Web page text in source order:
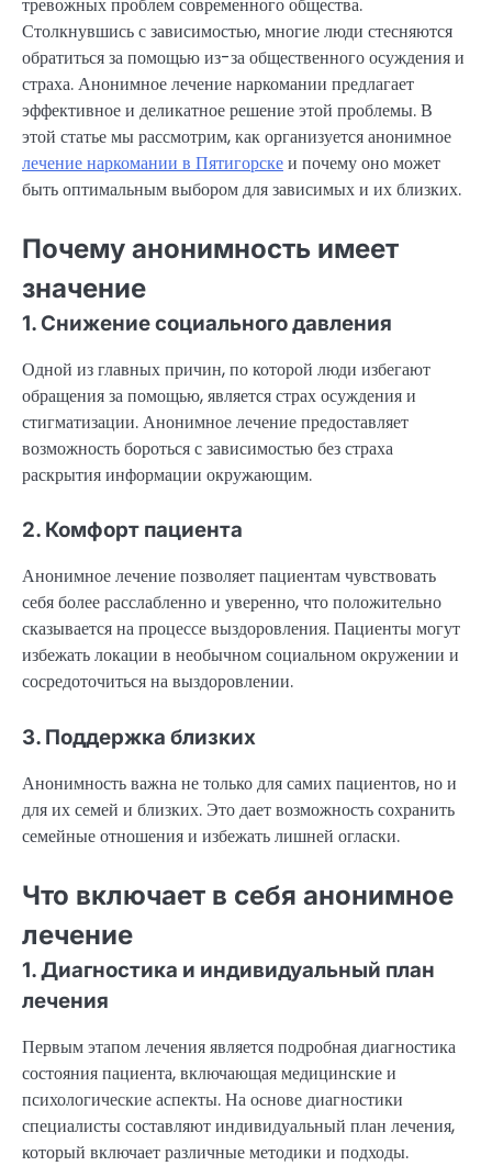
Столкнувшись с зависимостью, многие люди стесняются
обратиться за помощью из-за общественного осуждения и
страха. Анонимное лечение наркомании предлагает
эффективное и деликатное решение этой проблемы. В
этой статье мы рассмотрим, как организуется анонимное
лечение наркомании в Пятигорскеи почему оно может
быть оптимальным выбором для зависимых и их близких.
Почему анонимность имеет
значение
1. Снижение социального давления
Одной из главных причин, по которой люди избегают
обращения за помощью, является страх осуждения и
стигматизации. Анонимное лечение предоставляет
возможность бороться с зависимостью без страха
раскрытия информации окружающим.
2. Комфорт пациента
Анонимное лечение позволяет пациентам чувствовать
себя более расслабленно и уверенно, что положительно
сказывается на процессе выздоровления. Пациенты могут
избежать локации в необычном социальном окружении и
сосредоточиться на выздоровлении.
3. Поддержка близких
Анонимность важна не только для самих пациентов, но и
для их семей и близких. Это дает возможность сохранить
семейные отношения и избежать лишней огласки.
Что включает в себя анонимное
лечение
1. Диагностика и индивидуальный план
лечения
Первым этапом лечения является подробная диагностика
состояния пациента, включающая медицинские и
психологические аспекты. На основе диагностики
специалисты составляют индивидуальный план лечения,
который включает различные методики и подходы.